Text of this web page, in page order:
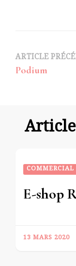
d’article
ARTICLE
Podium
COMMERCIAL
E-shop
13 MARS 2020